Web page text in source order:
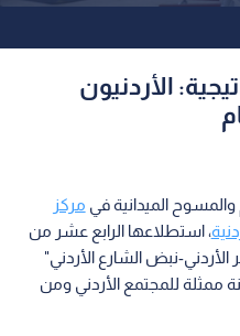
الأردنيون
الميدانية في مركز
، استطلاعها الرابع عشر من
نبض الشارع الأردني"
1-7\3\2020، على عينة ممثلة للمجتمع الأردني ومن